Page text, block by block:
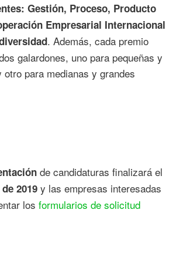
Gestión, Proceso, Producto
Empresarial Internacional
. Además, cada premio
galardones, uno para pequeñas y
para medianas y grandes
de candidaturas finalizará el
2019 y las empresas interesadas
los formularios de solicitud